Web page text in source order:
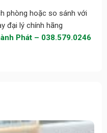
phòng hoặc so sánh với
đại lý chính hãng
Phát – 038.579.0246